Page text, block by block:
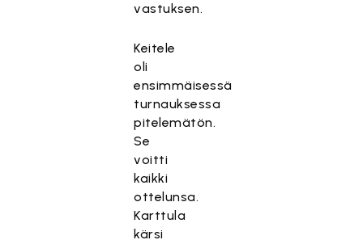
vastuksen.
Keitele
oli
ensimmäisessä
turnauksessa
pitelemätön.
Se
voitti
kaikki
ottelunsa.
Karttula
kärsi